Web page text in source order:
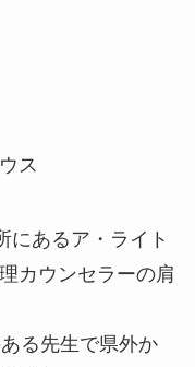
にあるア・ライト
カウンセラーの肩
る先生で県外か